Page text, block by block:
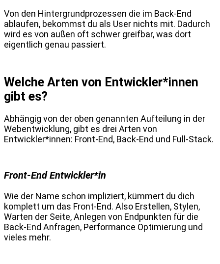
Von den Hintergrundprozessen die im Back-End
ablaufen, bekommst du als User nichts mit. Dadurch
wird es von außen oft schwer greifbar, was dort
eigentlich genau passiert.
Welche Arten von Entwickler*innen
gibt es?
Abhängig von der oben genannten Aufteilung in der
Webentwicklung, gibt es drei Arten von
Entwickler*innen: Front-End, Back-End und Full-Stack.
Front-End Entwickler*in
Wie der Name schon impliziert, kümmert du dich
komplett um das Front-End. Also Erstellen, Stylen,
Warten der Seite, Anlegen von Endpunkten für die
Back-End Anfragen, Performance Optimierung und
vieles mehr.